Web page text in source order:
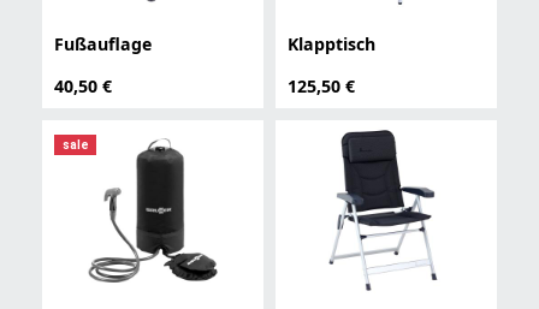
Fußauflage
40,50 €
Klapptisch
125,50 €
sale